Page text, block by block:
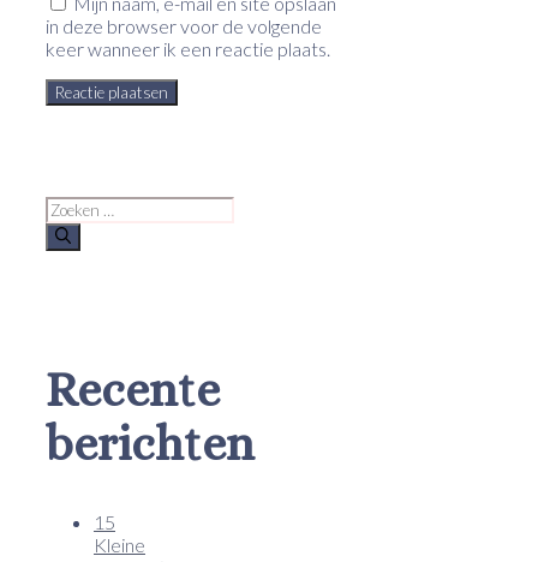
in deze browser voor de volgende
keer wanneer ik een reactie plaats.
Zoek
naar:
Recente
berichten
15
Kleine